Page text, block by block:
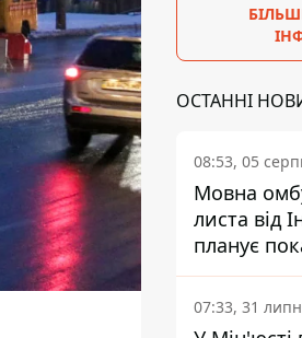
ОСТАННІ
08:53, 05
Мовна
листа від
планує
07:33, 31